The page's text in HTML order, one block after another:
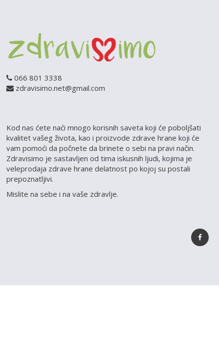
066 801 3338
zdravisimo.net@gmail.com
Kod nas ćete naći mnogo korisnih saveta koji će poboljšati
kvalitet vašeg života, kao i proizvode zdrave hrane koji će
vam pomoći da počnete da brinete o sebi na pravi način.
Zdravisimo je sastavljen od tima iskusnih ljudi, kojima je
veleprodaja zdrave hrane delatnost po kojoj su postali
prepoznatljivi.
Mislite na sebe i na vaše zdravlje.